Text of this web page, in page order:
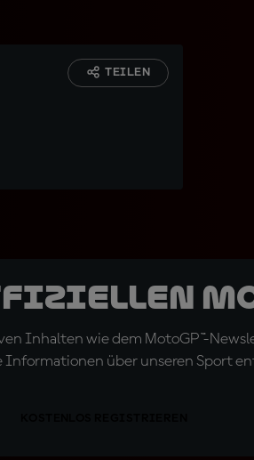
TEILEN
Inhalten wie dem MotoGP™-
Informationen über unseren Sport